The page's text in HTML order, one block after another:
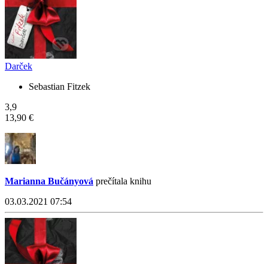
Darček
Sebastian Fitzek
3,9
13,90 €
Marianna Bučányová prečítala knihu
03.03.2021 07:54